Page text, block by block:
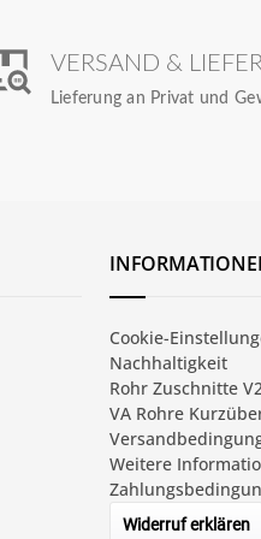
VERSAND &
Lieferung an Privat und
Cookie-
Nachhaltigkeit
Rohr Zuschnitte
VA Rohre
Weitere
Widerruf erklären